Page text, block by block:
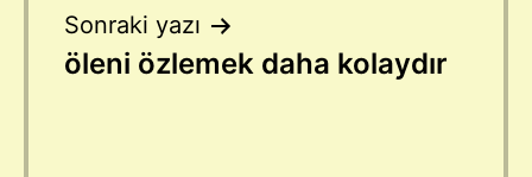
Sonraki yazı
öleni özlemek daha kolaydır